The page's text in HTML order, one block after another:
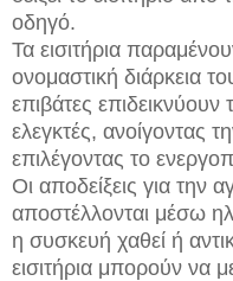
οδηγό.
Τα εισιτήρια
ονομαστική διάρκεια
επιβάτες επιδεικνύουν
ελεγκτές, ανοίγοντας
επιλέγοντας το
Οι αποδείξεις για την
αποστέλλονται μέσω
η συσκευή χαθεί ή
εισιτήρια μπορούν να